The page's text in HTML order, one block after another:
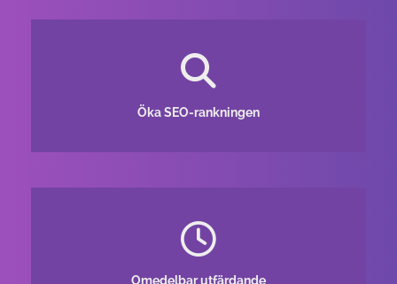
Öka SEO-rankningen
Omedelbar utfärdande